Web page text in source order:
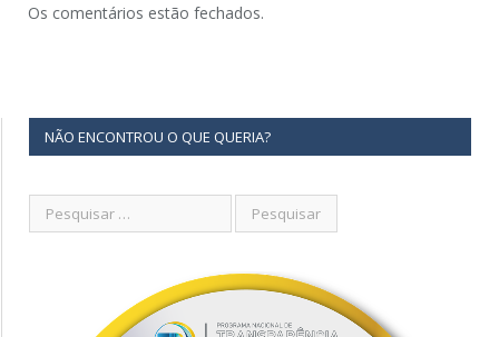
Os comentários estão fechados.
NÃO ENCONTROU O QUE QUERIA?